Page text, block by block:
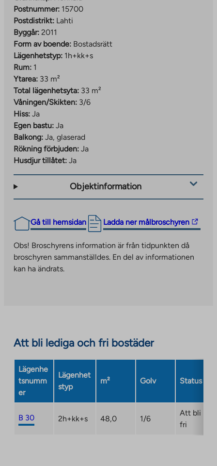
Postnummer: 15700
Postdistrikt: Lahti
Byggår: 2011
Form av boende: Bostadsrätt
Lägenhetstyp: 1h+kk+s
Rum: 1
Ytarea: 33 m²
Total lägenhetsyta: 33 m²
Våningen/Skikten: 3/6
Hiss: Ja
Egen bastu: Ja
Balkong: Ja, glaserad
Rökning förbjuden: Ja
Husdjur tillåtet: Ja
Objektinformation
Gå till hemsidan Ladda ner målbroschyren
The
link
takes
you
in
a
new
Obs! Broschyrens information är från tidpunkten då
broschyren sammanställdes. En del av informationen
kan ha ändrats.
Att bli lediga och fri bostäder
Lägenhe
tsnumm
er
Lägenhet
styp
m² Golv Status
B 30 2h+kk+s 48,0 1/6
Att bli
fri